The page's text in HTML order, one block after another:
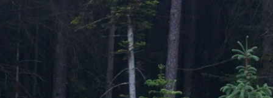
Akustikplatten vor
Troldtekt-Platten
von Troldtekt-Platten
Schrauben
Farben
Revisionsklappe
Beschlaege
Wirksamer Brandschutz